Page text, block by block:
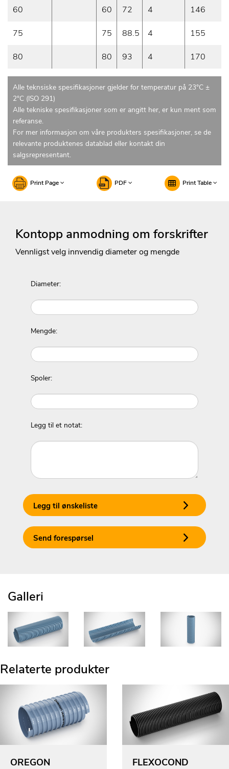
60 60 72 4 146
75 75 88.5 4 155
80 80 93 4 170
Alle teknsiske spesifikasjoner gjelder for temperatur på 23°C ±
2°C (ISO 291)
Alle tekniske spesifikasjoner som er angitt her, er kun ment som
referanse.
For mer informasjon om våre produkters spesifikasjoner, se de
relevante produktenes datablad eller kontakt din
salgsrepresentant.
Print Page PDF Print Table
Kontopp anmodning om forskrifter
Vennligst velg innvendig diameter og mengde
Diameter:
Mengde:
Spoler:
Legg til et notat:
Legg til ønskeliste
Send forespørsel
Galleri
Relaterte produkter
OREGON
FLEXOCOND